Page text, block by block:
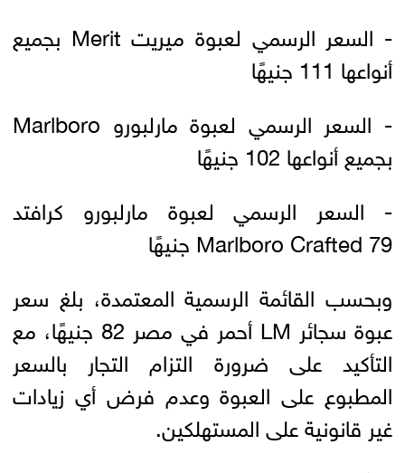
- السعر الرسمي لعبوة ميريت Merit بجميع
أنواعها 111 جنيهًا
- السعر الرسمي لعبوة مارلبورو Marlboro
بجميع أنواعها 102 جنيهًا
- السعر الرسمي لعبوة مارلبورو كرافتد
Marlboro Crafted 79 جنيهًا
وبحسب القائمة الرسمية المعتمدة، بلغ سعر
عبوة سجائر LM أحمر في مصر 82 جنيهًا، مع
التأكيد على ضرورة التزام التجار بالسعر
المطبوع على العبوة وعدم فرض أي زيادات
غير قانونية على المستهلكين.